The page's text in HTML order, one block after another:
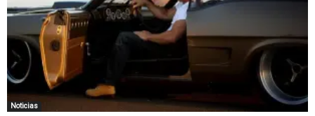
Noticias